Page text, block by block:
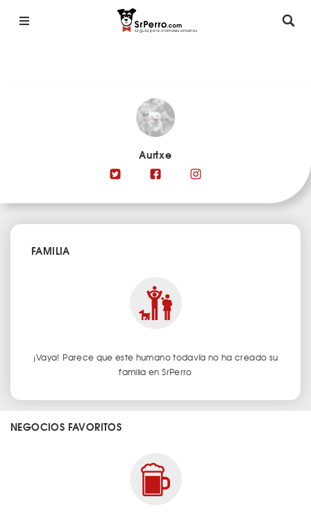
Aurtxe
FAMILIA
¡Vaya! Parece que este humano todavía no ha creado su
familia en SrPerro
NEGOCIOS FAVORITOS